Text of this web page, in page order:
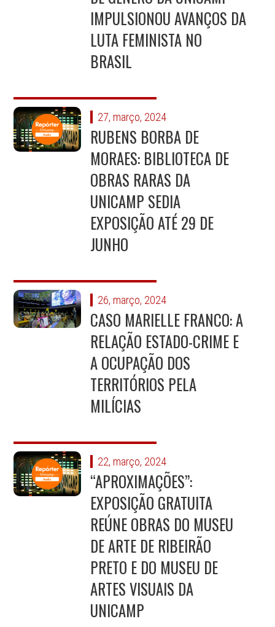
IMPULSIONOU AVANÇOS DA
LUTA FEMINISTA NO
BRASIL
27, março, 2024
RUBENS BORBA DE
MORAES: BIBLIOTECA DE
OBRAS RARAS DA
UNICAMP SEDIA
EXPOSIÇÃO ATÉ 29 DE
JUNHO
26, março, 2024
CASO MARIELLE FRANCO: A
RELAÇÃO ESTADO-CRIME E
A OCUPAÇÃO DOS
TERRITÓRIOS PELA
MILÍCIAS
22, março, 2024
“APROXIMAÇÕES”:
EXPOSIÇÃO GRATUITA
REÚNE OBRAS DO MUSEU
DE ARTE DE RIBEIRÃO
PRETO E DO MUSEU DE
ARTES VISUAIS DA
UNICAMP